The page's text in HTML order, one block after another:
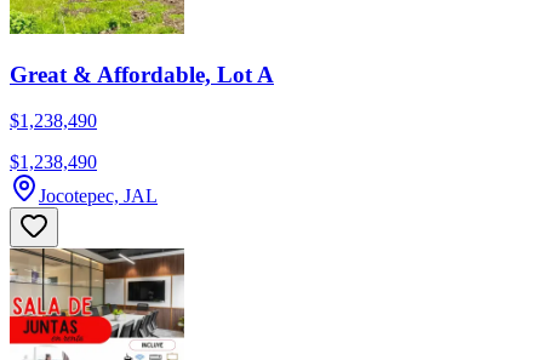
Great & Affordable, Lot A
$1,238,490
$1,238,490
Jocotepec, JAL